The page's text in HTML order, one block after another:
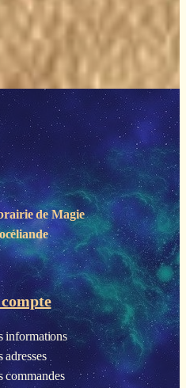
deMagie
informations
adresses
commandes